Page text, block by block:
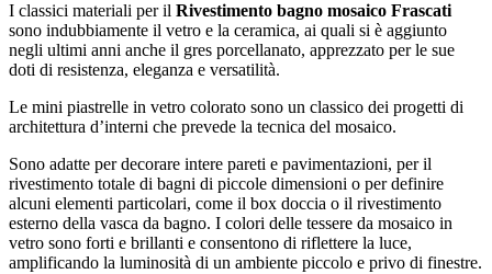
I classici materiali per il Rivestimento bagno mosaico Frascati
sono indubbiamente il vetro e la ceramica, ai quali si è aggiunto
negli ultimi anni anche il gres porcellanato, apprezzato per le sue
doti di resistenza, eleganza e versatilità.
Le mini piastrelle in vetro colorato sono un classico dei progetti di
architettura d’interni che prevede la tecnica del mosaico.
Sono adatte per decorare intere pareti e pavimentazioni, per il
rivestimento totale di bagni di piccole dimensioni o per definire
alcuni elementi particolari, come il box doccia o il rivestimento
esterno della vasca da bagno. I colori delle tessere da mosaico in
vetro sono forti e brillanti e consentono di riflettere la luce,
amplificando la luminosità di un ambiente piccolo e privo di finestre.